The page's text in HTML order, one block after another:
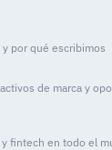
por qué escribimos
de marca y
fintech en todo el